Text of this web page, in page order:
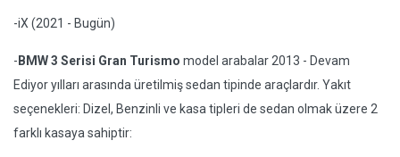
-iX (2021 - Bugün)
- BMW 3 Serisi Gran Turismo model arabalar 2013 - Devam
Ediyor yılları arasında üretilmiş sedan tipinde araçlardır. Yakıt
seçenekleri: Dizel, Benzinli ve kasa tipleri de sedan olmak üzere 2
farklı kasaya sahiptir: